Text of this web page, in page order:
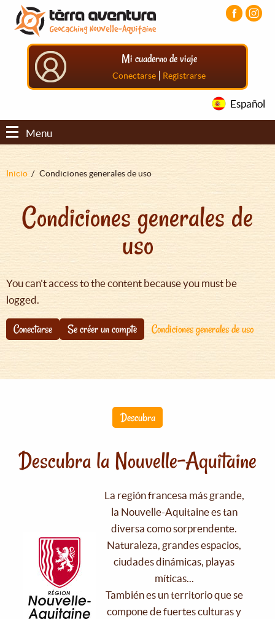
Pasar
contenido
principal
Pasar
menú
principal
Pasar
principal
Mi cuaderno de viaje
Conectarse | Registrarse
Español
Menu
Sobrescribir
ayuda
navegación
Inicio Condiciones generales de uso
Condiciones generales de
uso
You can't access to the content because you must be
logged.
Conectarse Se créer un compte Condiciones generales de uso
Descubra
Descubra la Nouvelle-Aquitaine
La región francesa más grande,
la Nouvelle-Aquitaine es tan
diversa como sorprendente.
Naturaleza, grandes espacios,
ciudades dinámicas, playas
míticas...
También es un territorio que se
compone de fuertes culturas y